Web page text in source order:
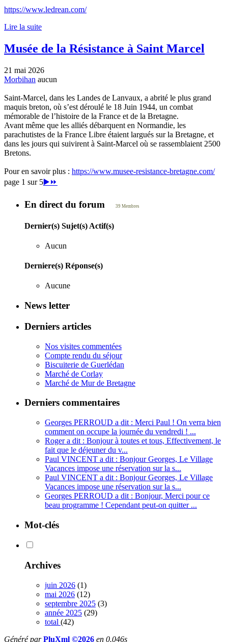
https://www.ledrean.com/
Lire la suite
Musée de la Résistance à Saint Marcel
21 mai 2026
Morbihan aucun
Saint-Marcel, dans les Landes de Lanvaux, a abrité le plus grand
maquis breton, où s’est déroulé le 18 Juin 1944, un combat
mémorable de l’histoire de la France et de la Bretagne.
Avant même que les alliés débarquent en Normandie, les
parachutistes de la France Libre étaient largués sur la Bretagne, et
dans les jours qui suivirent à Saint-Marcel où se rassemblaient 2500
Bretons.
Pour en savoir plus : https://www.musee-resistance-bretagne.com/
page 1 sur 5▶️⏩
En direct du forum 39 Membres
Dernier(s) Sujet(s) Actif(s)
Aucun
Derniere(s) Réponse(s)
Aucune
News letter
Derniers articles
Nos visites commentées
Compte rendu du séjour
Biscuiterie de Guerlédan
Marché de Corlay
Marché de Mur de Bretagne
Derniers commentaires
Georges PERROUD a dit : Merci Paul ! On verra bien
comment on occupe la journée du vendredi ! ...
Roger a dit : Bonjour à toutes et tous, Effectivement, le
fait que le déjeuner du v...
Paul VINCENT a dit : Bonjour Georges, Le Village
Vacances impose une réservation sur la s...
Paul VINCENT a dit : Bonjour Georges, Le Village
Vacances impose une réservation sur la s...
Georges PERROUD a dit : Bonjour, Merci pour ce
beau programme ! Cependant peut-on quitter ...
Mot-clés
Archives
juin 2026 (1)
mai 2026 (12)
septembre 2025 (3)
année 2025 (29)
total (42)
Généré par PluXml ©2026 en 0.046s